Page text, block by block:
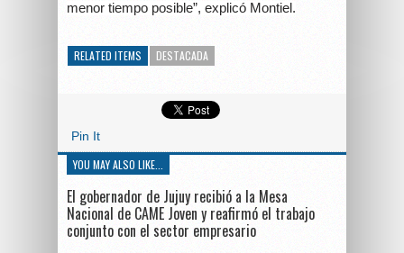
menor tiempo posible”, explicó Montiel.
RELATED ITEMS DESTACADA
Pin It
YOU MAY ALSO LIKE...
El gobernador de Jujuy recibió a la Mesa
Nacional de CAME Joven y reafirmó el trabajo
conjunto con el sector empresario